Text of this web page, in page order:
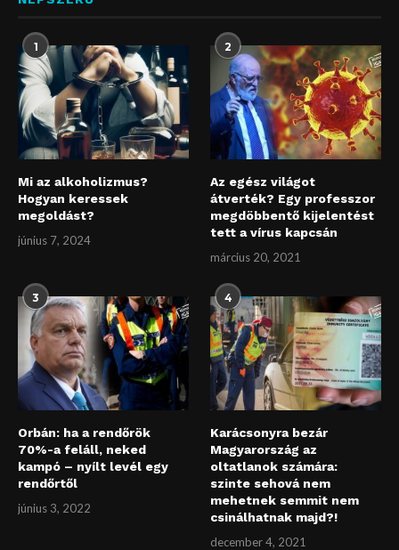
1
Mi az alkoholizmus?
Hogyan keressek
megoldást?
június 7, 2024
2
Az egész világot
átverték? Egy professzor
megdöbbentő kijelentést
tett a vírus kapcsán
március 20, 2021
3
Orbán: ha a rendőrök
70%-a feláll, neked
kampó – nyílt levél egy
rendőrtől
június 3, 2022
4
Karácsonyra bezár
Magyarország az
oltatlanok számára:
szinte sehová nem
mehetnek semmit nem
csinálhatnak majd?!
december 4, 2021